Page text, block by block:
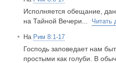
Исполняется обещание,
на Тайной Вечери... Читать
На Рим 8:1-17
Господь заповедает нам
простыми как голуби. В